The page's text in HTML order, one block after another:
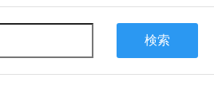
検索